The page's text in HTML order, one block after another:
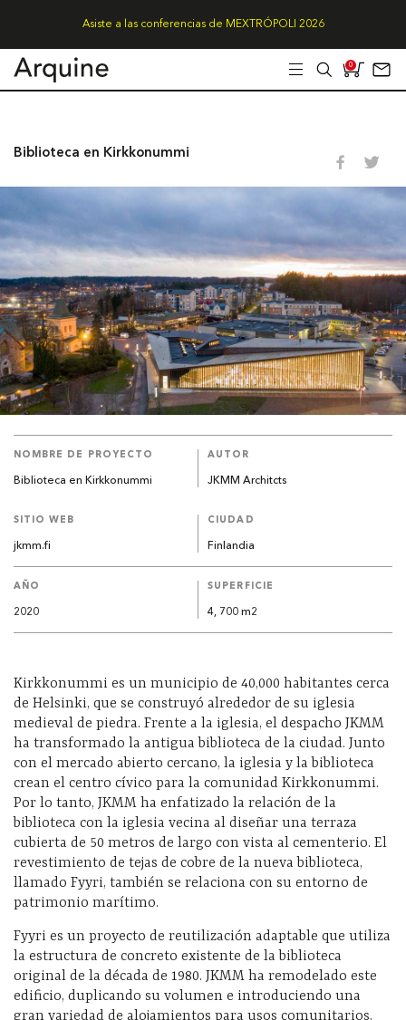
Asiste a las conferencias de MEXTRÓPOLI 2026
0
Biblioteca en Kirkkonummi
NOMBRE DE PROYECTO
Biblioteca en Kirkkonummi
AUTOR
JKMM Architcts
SITIO WEB
jkmm.fi
CIUDAD
Finlandia
AÑO
2020
SUPERFICIE
4, 700 m2
Kirkkonummi es un municipio de 40,000 habitantes cerca
de Helsinki, que se construyó alrededor de su iglesia
medieval de piedra. Frente a la iglesia, el despacho JKMM
ha transformado la antigua biblioteca de la ciudad. Junto
con el mercado abierto cercano, la iglesia y la biblioteca
crean el centro cívico para la comunidad Kirkkonummi.
Por lo tanto, JKMM ha enfatizado la relación de la
biblioteca con la iglesia vecina al diseñar una terraza
cubierta de 50 metros de largo con vista al cementerio. El
revestimiento de tejas de cobre de la nueva biblioteca,
llamado Fyyri, también se relaciona con su entorno de
patrimonio marítimo.
Fyyri es un proyecto de reutilización adaptable que utiliza
la estructura de concreto existente de la biblioteca
original de la década de 1980. JKMM ha remodelado este
edificio, duplicando su volumen e introduciendo una
gran variedad de alojamientos para usos comunitarios,